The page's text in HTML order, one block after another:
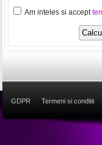
Am inteles si accept
GDPR Termeni si conditii